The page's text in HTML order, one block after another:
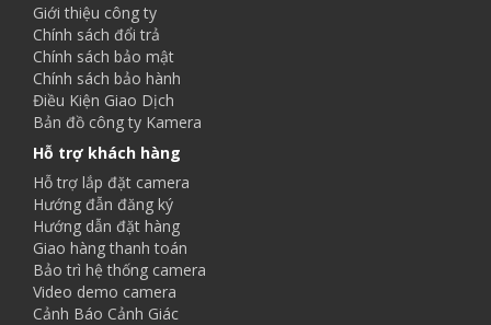
Giới thiệu công ty
Chính sách đổi trả
Chính sách bảo mật
Chính sách bảo hành
Điều Kiện Giao Dịch
Bản đồ công ty Kamera
Hỗ trợ khách hàng
Hỗ trợ lắp đặt camera
Hướng đẫn đăng ký
Hướng dẫn đặt hàng
Giao hàng thanh toán
Bảo trì hệ thống camera
Video demo camera
Cảnh Báo Cảnh Giác